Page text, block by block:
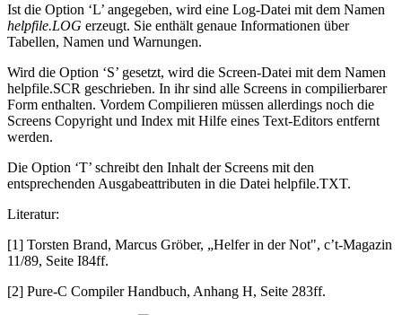
Ist die Option ‘L’ angegeben, wird eine Log-Datei mit dem Namen
helpfile.LOG erzeugt. Sie enthält genaue Informationen über
Tabellen, Namen und Warnungen.
Wird die Option ‘S’ gesetzt, wird die Screen-Datei mit dem Namen
helpfile.SCR geschrieben. In ihr sind alle Screens in compilierbarer
Form enthalten. Vordem Compilieren müssen allerdings noch die
Screens Copyright und Index mit Hilfe eines Text-Editors entfernt
werden.
Die Option ‘T’ schreibt den Inhalt der Screens mit den
entsprechenden Ausgabeattributen in die Datei helpfile.TXT.
Literatur:
[1] Torsten Brand, Marcus Gröber, „Helfer in der Not", c’t-Magazin
11/89, Seite I84ff.
[2] Pure-C Compiler Handbuch, Anhang H, Seite 283ff.